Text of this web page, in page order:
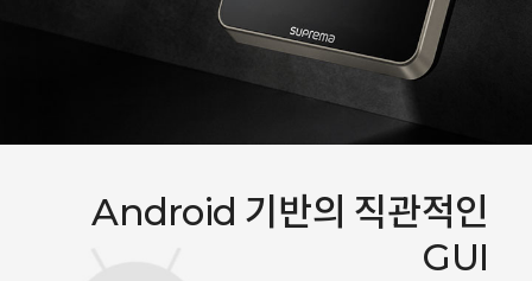
Android 기반의 직관적인
GUI